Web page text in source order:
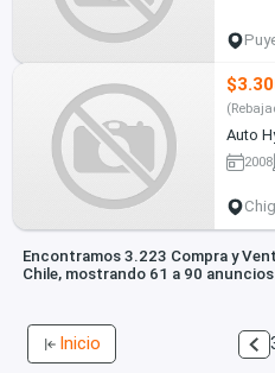
Auto
2008
Encontramos 3.223 Compra y
Chile, mostrando 61 a 90 anuncios
Inicio